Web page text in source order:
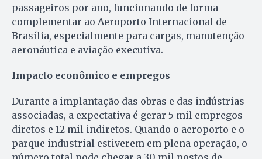
passageiros por ano, funcionando de forma
complementar ao Aeroporto Internacional de
Brasília, especialmente para cargas, manutenção
aeronáutica e aviação executiva.
Impacto econômico e empregos
Durante a implantação das obras e das indústrias
associadas, a expectativa é gerar 5 mil empregos
diretos e 12 mil indiretos. Quando o aeroporto e o
parque industrial estiverem em plena operação, o